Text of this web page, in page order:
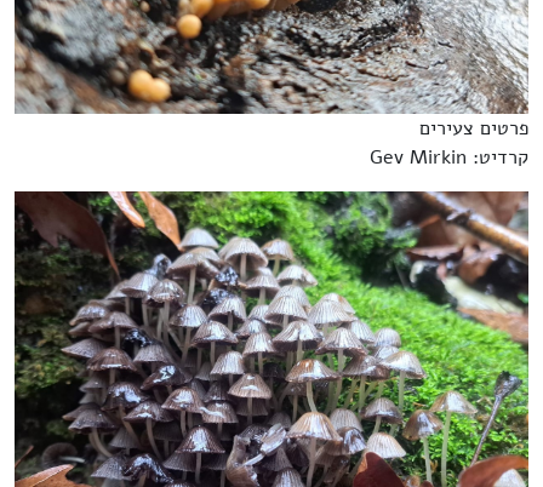
פרטים צעירים
קרדיט: Gev Mirkin